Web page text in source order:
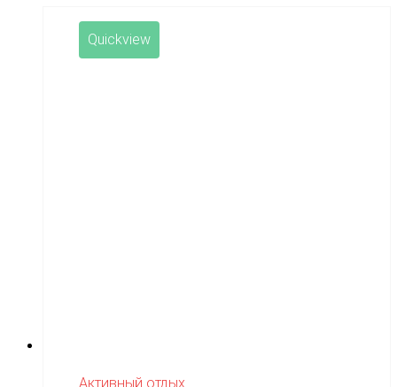
Quickview
Активный отдых